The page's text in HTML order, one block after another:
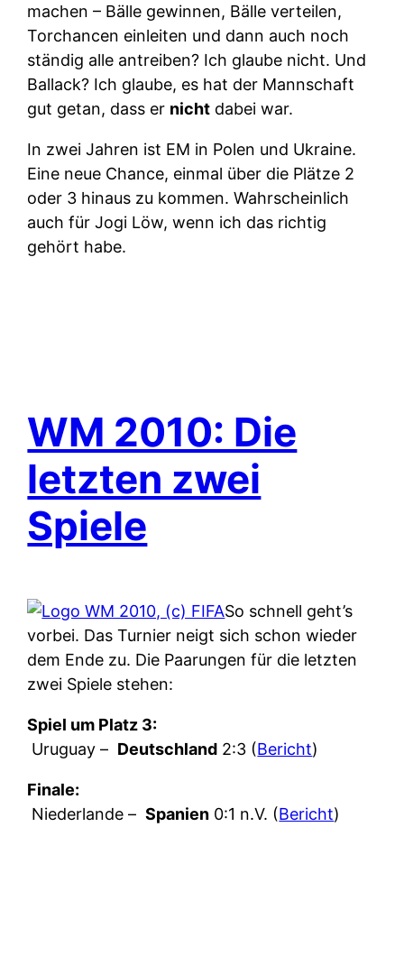
machen – Bälle gewinnen, Bälle verteilen,
Torchancen einleiten und dann auch noch
ständig alle antreiben? Ich glaube nicht. Und
Ballack? Ich glaube, es hat der Mannschaft
gut getan, dass er nicht dabei war.
In zwei Jahren ist EM in Polen und Ukraine.
Eine neue Chance, einmal über die Plätze 2
oder 3 hinaus zu kommen. Wahrscheinlich
auch für Jogi Löw, wenn ich das richtig
gehört habe.
WM 2010: Die
letzten zwei
Spiele
So schnell geht’s
vorbei. Das Turnier neigt sich schon wieder
dem Ende zu. Die Paarungen für die letzten
zwei Spiele stehen:
Spiel um Platz 3:
Uruguay – Deutschland 2:3 (Bericht)
Finale:
Niederlande – Spanien 0:1 n.V. (Bericht)